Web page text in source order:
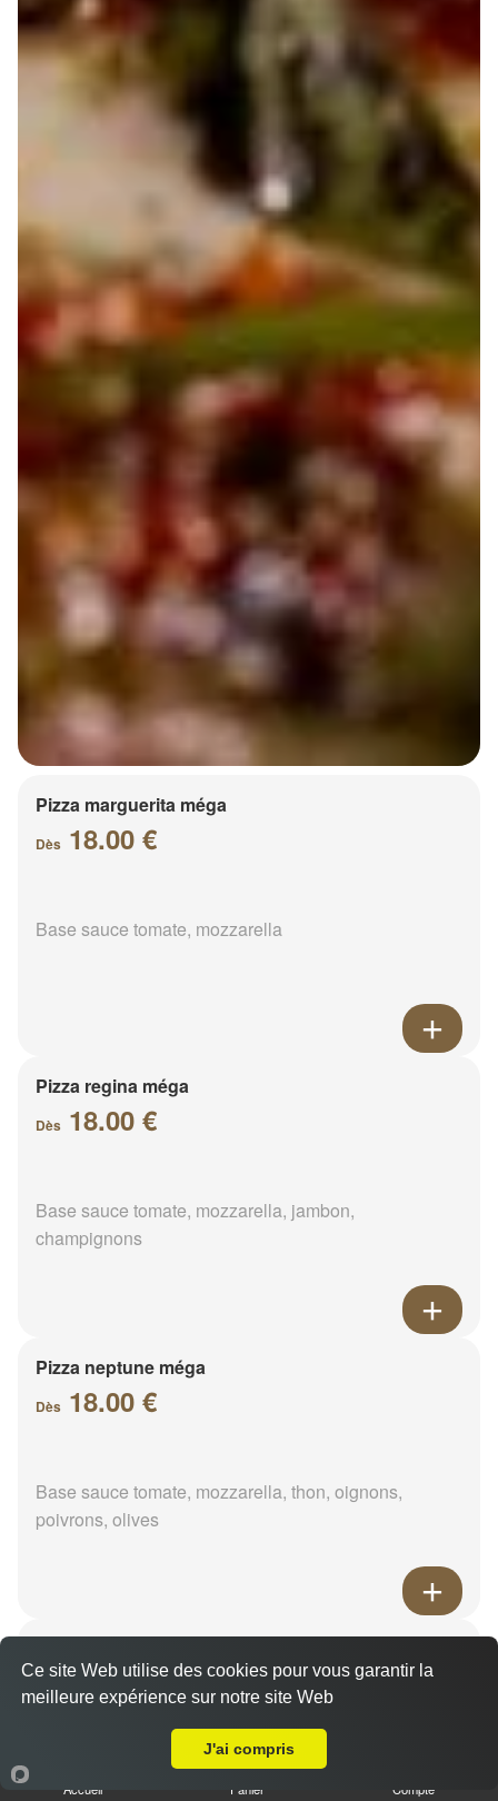
Pizza marguerita méga
Dès 18.00 €
Base sauce tomate, mozzarella
Pizza regina méga
Dès 18.00 €
Base sauce tomate, mozzarella, jambon,
champignons
Pizza neptune méga
Dès 18.00 €
Base sauce tomate, mozzarella, thon, oignons,
poivrons, olives
Dès 18.00 €
Base sauce tomate, mozzarella, anchois, câpres,
Accueil Panier Compte
Ce site Web utilise des cookies pour vous garantir la
meilleure expérience sur notre site Web
J'ai compris